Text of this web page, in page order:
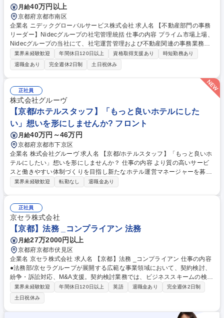
月給40万円以上
京都府京都市南区
企業名 ニデックグローバルサービス株式会社 求人名 【不動産部門の事務
リーダー】Nidecグループの社宅管理統括 仕事の内容 プライム市場上場、
Nidecグループの当社にて、社宅運営管理および不動産関連の事務業務全
般をお任せします。プレイングマネージャーとして５～６名の部下マネジ
メントも担当いただきます。 Nidecグループが保有する北館（短期・長期
宿泊施設）の社宅運営を担当しつつ、南館や外部借り上げ社宅担当者、清
掃スタッフなど5～6名の業務・スケジュール管理を行います。また、グル
ープ各社の人事部や外部の不動産管理会社との調整、役員からの物件探し
のご要望対応といった対人折衝も重要なミッションです。組織の全体統括
や司令塔として、自身で裁量と判断力を持って主体的に業務を推進してい
ただきます。 募集職種 【不動産部門の事務リーダー】Nidecグループの社
宅管理統括
業界未経験歓迎 年間休日120日以上 資格取得支援あり
時短勤務あり
退職金あり
完全週休2日制 土日祝休み
正社員
株式会社グルーヴ
【京都/ホテルスタッフ】「もっと良いホテルにした
い」想いを形にしませんか? フロント
月給40万円～46万円
京都府京都市下京区
企業名 株式会社グルーヴ 求人名 【京都/ホテルスタッフ】「もっと良いホ
テルにしたい」想いを形にしませんか？ 仕事の内容 より質の高いサービ
スと働きやすい体制づくりを目指し新たなホテル運営マネージャーを募集
します。売上管理やスタッフ育成、サービス改善、宿泊プランの企画など
タッフの育成・マネジメント ■売上/稼働率の管理 ■予約サイト（OTA）の
販売戦略 ■宿泊プランの企画 ■お客様満足度向上に向けた改善 ■施設/設備
の維持管理 ■地域との連携やイベント企画 ■フロント業務のフォロー ■安
全/衛生管理 ■本社との連携 ■備品等の在庫管理/発注業務 ■電話/メール対
応 ■清掃業務など 募集職種 【京都/ホテルスタッフ】「もっと良いホテル
にしたい」想いを形にしませんか？
業界未経験歓迎 転勤なし 退職金あり
正社員
京セラ株式会社
【京都】法務 _コンプライアン 法務
月給27万2000円以上
京都府京都市伏見区
企業名 京セラ株式会社 求人名 【京都】法務 _コンプライアン 仕事の内容
●法務部/京セラグループが展開する広範な事業領域において、契約検討、
紛争・訴訟対応、M&A支援。契約検討業務では、ビジネススキームの検討
から契約交渉まで、事業部門とともに幅広く活動を行っています。 [詳細]
契約・法律相談（和文／英文契約書の検討、作成、交渉など）・紛争・訴
訟対応 ・M&A・各種プロジェクト支援様●グローバルコンプライアンス推
進部/個人情報、独占禁止法、反贈収賄の重点分野を中心に、グローバルレ
業界未経験歓迎 年間休日120日以上 英語 退職金あり
完全週休2日制
土日祝休み